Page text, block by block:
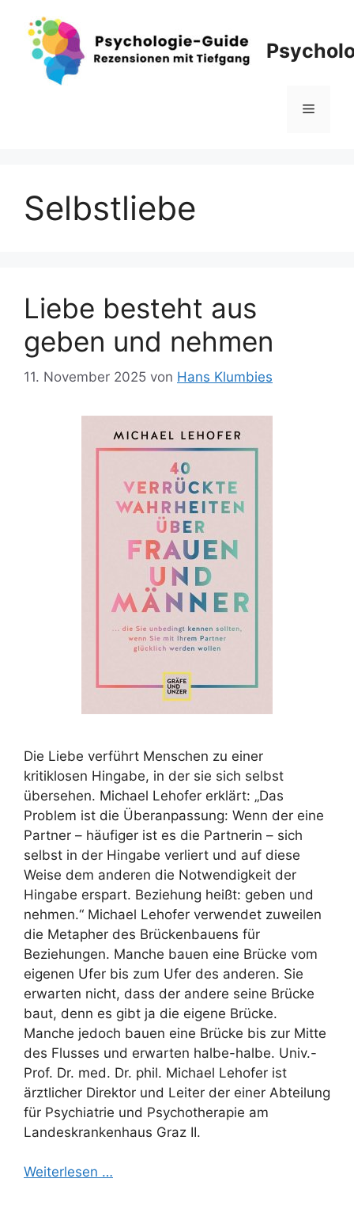
Inhalt
springen
Menü
Selbstliebe
Liebe besteht aus
geben und nehmen
11. November 2025 von Hans Klumbies
Die Liebe verführt Menschen zu einer
kritiklosen Hingabe, in der sie sich selbst
übersehen. Michael Lehofer erklärt: „Das
Problem ist die Überanpassung: Wenn der eine
Partner – häufiger ist es die Partnerin – sich
selbst in der Hingabe verliert und auf diese
Weise dem anderen die Notwendigkeit der
Hingabe erspart. Beziehung heißt: geben und
nehmen.“ Michael Lehofer verwendet zuweilen
die Metapher des Brückenbauens für
Beziehungen. Manche bauen eine Brücke vom
eigenen Ufer bis zum Ufer des anderen. Sie
erwarten nicht, dass der andere seine Brücke
baut, denn es gibt ja die eigene Brücke.
Manche jedoch bauen eine Brücke bis zur Mitte
des Flusses und erwarten halbe-halbe. Univ.-
Prof. Dr. med. Dr. phil. Michael Lehofer ist
ärztlicher Direktor und Leiter der einer Abteilung
für Psychiatrie und Psychotherapie am
Landeskrankenhaus Graz II.
Weiterlesen …